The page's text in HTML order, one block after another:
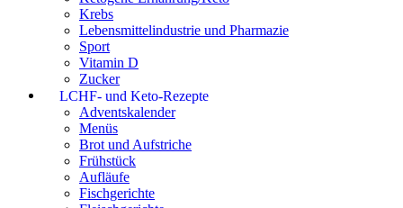
Krebs
Lebensmittelindustrie und Pharmazie
Sport
Vitamin D
Zucker
LCHF- und Keto-Rezepte
Adventskalender
Menüs
Brot und Aufstriche
Frühstück
Aufläufe
Fischgerichte